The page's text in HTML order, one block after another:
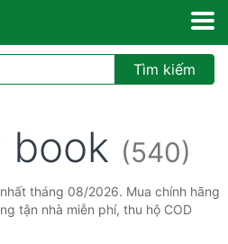
Tìm kiếm
(540)
tháng 08/2026. Mua chính hãng
tận nhà miễn phí, thu hộ COD